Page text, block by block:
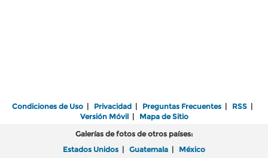
Condiciones de Uso | Privacidad | Preguntas Frecuentes | RSS |
Versión Móvil| Mapa de Sitio
Galerías de fotos de otros países:
Estados Unidos | Guatemala | México